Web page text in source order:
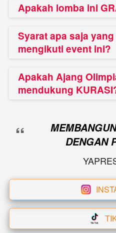
Apakah lomba ini
Syarat apa saja
mengikuti event ini?
Apakah Ajang
mendukung
“
DENGAN
`
`